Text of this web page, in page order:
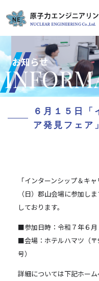
お知らせ
６月１５日「
ア発見フェア
「インターンシップ＆キ
（日）郡山会場に参加し
しております。
■参加日時：令和７年６
■会場：ホテルハマツ（〒
号）
詳細については下記ホー